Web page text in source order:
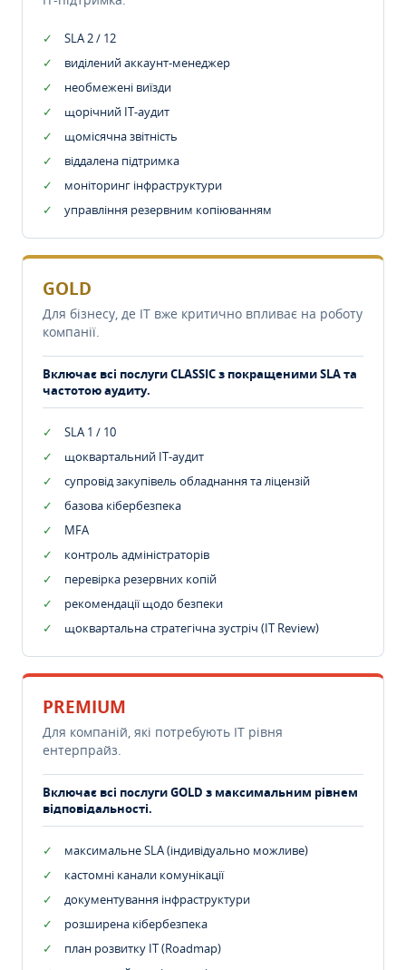
SLA 2 / 12
виділений аккаунт-менеджер
необмежені виїзди
щорічний IT-аудит
щомісячна звітність
віддалена підтримка
моніторинг інфраструктури
управління резервним копіюванням
GOLD
Для бізнесу, де IT вже критично впливає на роботу
компанії.
Включає всі послуги CLASSIC з покращеними SLA та
частотою аудиту.
SLA 1 / 10
щоквартальний IT-аудит
супровід закупівель обладнання та ліцензій
базова кібербезпека
MFA
контроль адміністраторів
перевірка резервних копій
рекомендації щодо безпеки
щоквартальна стратегічна зустріч (IT Review)
PREMIUM
Для компаній, які потребують ІТ рівня
ентерпрайз.
Включає всі послуги GOLD з максимальним рівнем
відповідальності.
максимальне SLA (індивідуально можливе)
кастомні канали комунікації
документування інфраструктури
розширена кібербезпека
план розвитку IT (Roadmap)